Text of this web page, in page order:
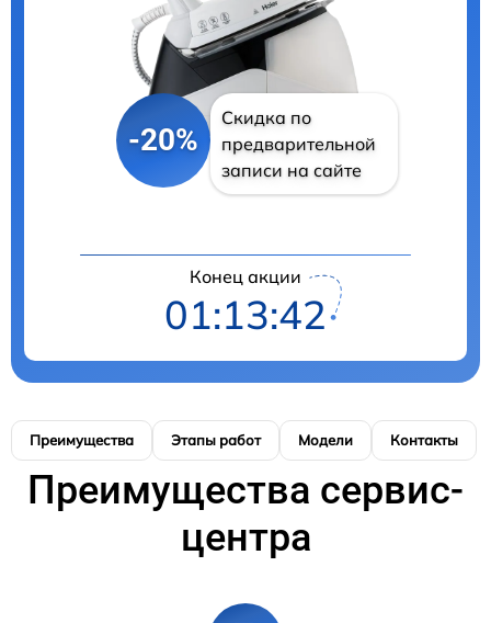
-20%
Скидка по
предварительной
записи на сайте
Конец акции
01:13:42
Преимущества Этапы работ Модели Контакты
Преимущества сервис-
центра